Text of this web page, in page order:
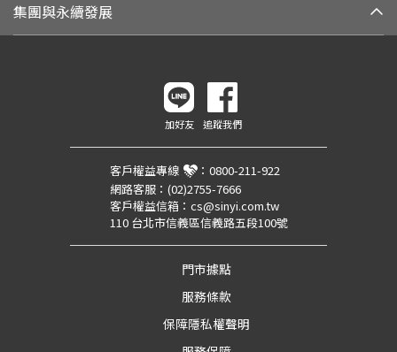
集團與永續發展
加好友 追蹤我們
客戶權益專線 ： 0800-211-922
網路客服： (02)2755-7666
客戶權益信箱： cs@sinyi.com.tw
110 台北市信義區信義路五段100號
門市據點
服務條款
保障隱私權聲明